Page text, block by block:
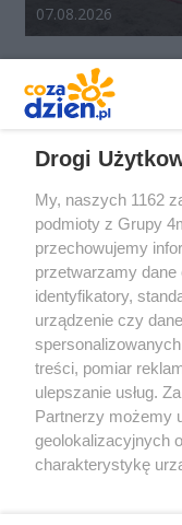
Data dodania galerii:
07.08.2026
Redakcja
Drogi
My, naszych 1162
podmioty z Grupy
przechowujemy
przetwarzamy dane
identyfikatory,
urządzenie czy
treści, pomiar
ulepszanie usług.
Partnerzy możemy
geolokalizacyjnych
charakterystykę